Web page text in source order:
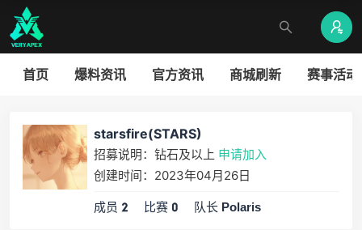
首页 爆料资讯 官方资讯 商城刷新 赛事活动
starsfire(STARS)
招募说明：钻石及以上 申请加入
创建时间：2023年04月26日
成员 2 比赛 0 队长 Polaris